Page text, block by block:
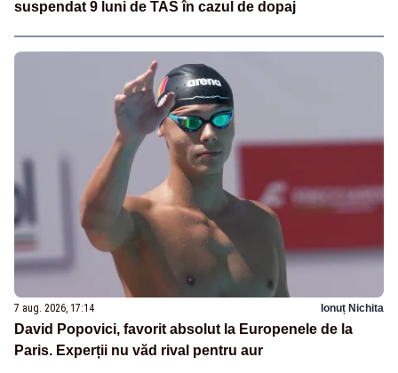
suspendat 9 luni de TAS în cazul de dopaj
7 aug. 2026, 17:14 Ionuț Nichita
David Popovici, favorit absolut la Europenele de la
Paris. Experții nu văd rival pentru aur